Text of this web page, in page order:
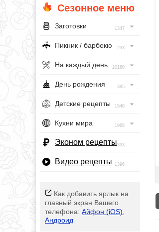
Сезонное меню
Заготовки 1347
Пикник / барбекю 293
На каждый день 20160
День рождения 385
Детские рецепты 1548
Кухни мира 1968
Эконом рецепты393
Видео рецепты 1396
Как добавить ярлык на
главный экран Вашего
телефона: Айфон (iOS)
Андроид